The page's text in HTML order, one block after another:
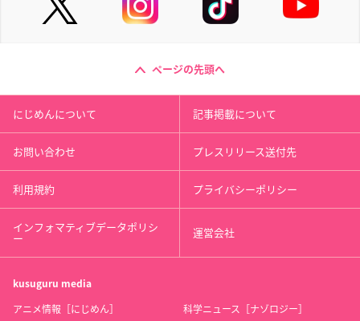
ページの先頭へ
にじめんについて 記事掲載について
お問い合わせ プレスリリース送付先
利用規約 プライバシーポリシー
インフォマティブデータポリシ
ー 運営会社
kusuguru media
アニメ情報［にじめん］
科学ニュース［ナゾロジー］